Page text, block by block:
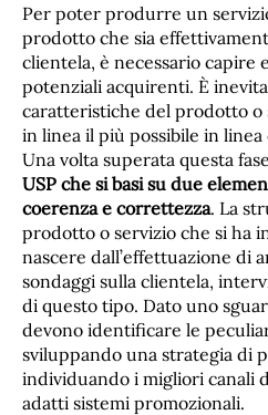
Per poter produrre un
prodotto che sia
clientela, è necessario capire
potenziali acquirenti. È
caratteristiche del prodotto o
in linea il più possibile in
Una volta superata questa
USP che si basi su due
coerenza e correttezza. La
prodotto o servizio che si ha
nascere dall’effettuazione di
sondaggi sulla clientela,
di questo tipo. Dato uno
devono identificare le
sviluppando una strategia di
individuando i migliori canali
adatti sistemi promozionali.